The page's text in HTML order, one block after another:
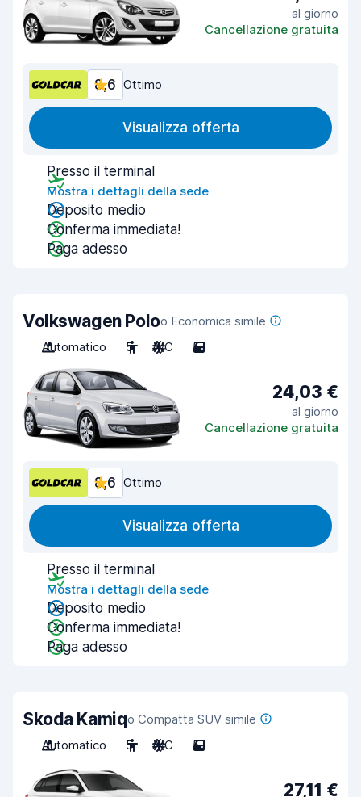
al giorno
Cancellazione gratuita
8,6 Ottimo
Visualizza offerta
Presso il terminal
Mostra i dettagli della sede
Deposito medio
Conferma immediata!
Paga adesso
Volkswagen Poloo Economica simile
Automatico
5 A/C 5
24,03 €
al giorno
Cancellazione gratuita
8,6 Ottimo
Visualizza offerta
Presso il terminal
Mostra i dettagli della sede
Deposito medio
Conferma immediata!
Paga adesso
Skoda Kamiqo Compatta SUV simile
Automatico
5 A/C 5
27,11 €